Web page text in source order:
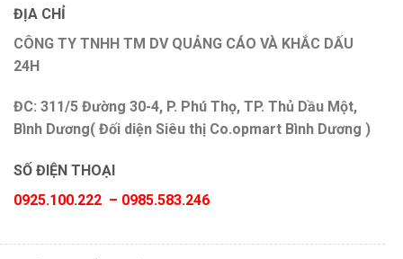
ĐỊA CHỈ
CÔNG TY TNHH TM DV QUẢNG CÁO VÀ KHẮC DẤU
24H
ĐC: 311/5 Đường 30-4, P. Phú Thọ, TP. Thủ Dầu Một,
Bình Dương( Đối diện Siêu thị Co.opmart Bình Dương )
SỐ ĐIỆN THOẠI
0925.100.222 – 0985.583.246